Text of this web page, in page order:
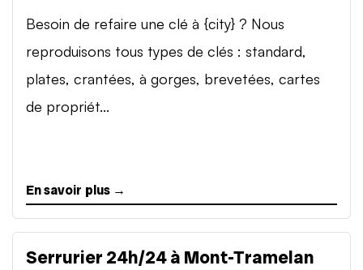
Besoin de refaire une clé à {city} ? Nous
reproduisons tous types de clés : standard,
plates, crantées, à gorges, brevetées, cartes
de propriét...
En savoir plus →
Serrurier 24h/24 à Mont-Tramelan